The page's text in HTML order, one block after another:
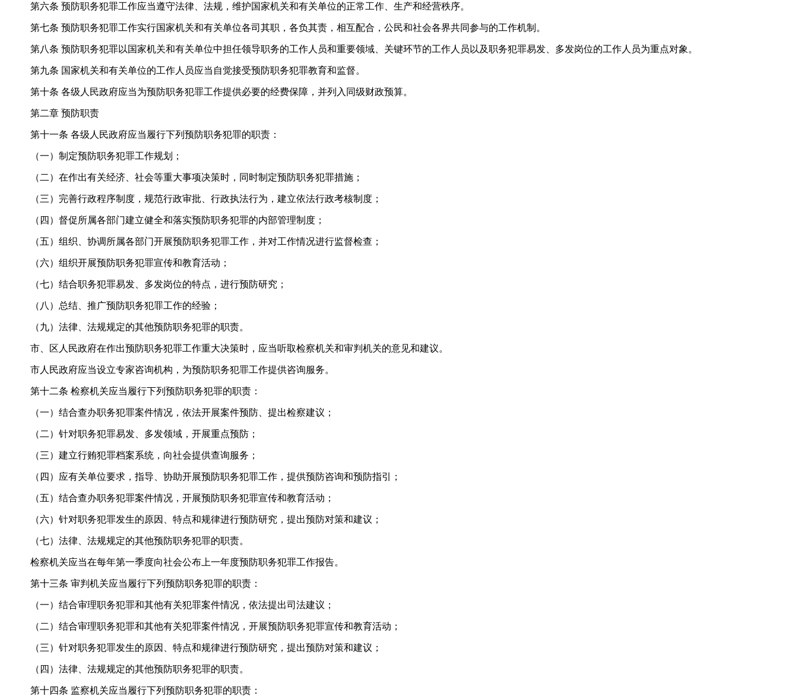
第六条 预防职务犯罪工作应当遵守法律、法规，维护国家机关和有关单位的正常工作、生产和经营秩序。
第七条 预防职务犯罪工作实行国家机关和有关单位各司其职，各负其责，相互配合，公民和社会各界共同参与的工作机制。
第八条 预防职务犯罪以国家机关和有关单位中担任领导职务的工作人员和重要领域、关键环节的工作人员以及职务犯罪易发、多发岗位的工作人员为重点对象。
第九条 国家机关和有关单位的工作人员应当自觉接受预防职务犯罪教育和监督。
第十条 各级人民政府应当为预防职务犯罪工作提供必要的经费保障，并列入同级财政预算。
第二章 预防职责
第十一条 各级人民政府应当履行下列预防职务犯罪的职责：
（一）制定预防职务犯罪工作规划；
（二）在作出有关经济、社会等重大事项决策时，同时制定预防职务犯罪措施；
（三）完善行政程序制度，规范行政审批、行政执法行为，建立依法行政考核制度；
（四）督促所属各部门建立健全和落实预防职务犯罪的内部管理制度；
（五）组织、协调所属各部门开展预防职务犯罪工作，并对工作情况进行监督检查；
（六）组织开展预防职务犯罪宣传和教育活动；
（七）结合职务犯罪易发、多发岗位的特点，进行预防研究；
（八）总结、推广预防职务犯罪工作的经验；
（九）法律、法规规定的其他预防职务犯罪的职责。
市、区人民政府在作出预防职务犯罪工作重大决策时，应当听取检察机关和审判机关的意见和建议。
市人民政府应当设立专家咨询机构，为预防职务犯罪工作提供咨询服务。
第十二条 检察机关应当履行下列预防职务犯罪的职责：
（一）结合查办职务犯罪案件情况，依法开展案件预防、提出检察建议；
（二）针对职务犯罪易发、多发领域，开展重点预防；
（三）建立行贿犯罪档案系统，向社会提供查询服务；
（四）应有关单位要求，指导、协助开展预防职务犯罪工作，提供预防咨询和预防指引；
（五）结合查办职务犯罪案件情况，开展预防职务犯罪宣传和教育活动；
（六）针对职务犯罪发生的原因、特点和规律进行预防研究，提出预防对策和建议；
（七）法律、法规规定的其他预防职务犯罪的职责。
检察机关应当在每年第一季度向社会公布上一年度预防职务犯罪工作报告。
第十三条 审判机关应当履行下列预防职务犯罪的职责：
（一）结合审理职务犯罪和其他有关犯罪案件情况，依法提出司法建议；
（二）结合审理职务犯罪和其他有关犯罪案件情况，开展预防职务犯罪宣传和教育活动；
（三）针对职务犯罪发生的原因、特点和规律进行预防研究，提出预防对策和建议；
（四）法律、法规规定的其他预防职务犯罪的职责。
第十四条 监察机关应当履行下列预防职务犯罪的职责：